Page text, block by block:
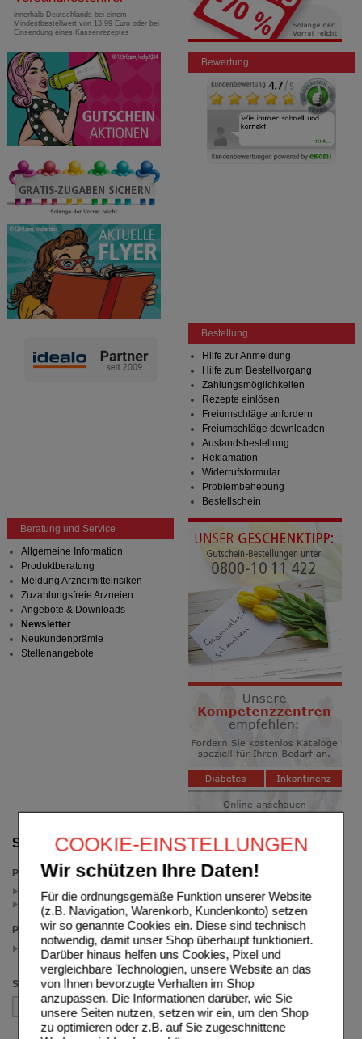
COOKIE-EINSTELLUNGEN
Wir schützen Ihre Daten!
Für die ordnungsgemäße Funktion unserer Website
(z.B. Navigation, Warenkorb, Kundenkonto) setzen
wir so genannte Cookies ein. Diese sind technisch
notwendig, damit unser Shop überhaupt funktioniert.
Darüber hinaus helfen uns Cookies, Pixel und
vergleichbare Technologien, unsere Website an das
von Ihnen bevorzugte Verhalten im Shop
anzupassen. Die Informationen darüber, wie Sie
unsere Seiten nutzen, setzen wir ein, um den Shop
zu optimieren oder z.B. auf Sie zugeschnittene
Suche verfeinern
Packungsgröße
6 St (1)
20 St (1)
Preis
1.00 - 4.99
(auswahl entfernen)
Sortieren nach
innerhalb Deutschlands bei einem
Mindestbestellwert von 13,99 Euro oder bei
Einsendung eines Kassenrezeptes
Bewertung
Bestellung
Hilfe zur Anmeldung
Hilfe zum Bestellvorgang
Zahlungsmöglichkeiten
Rezepte einlösen
Freiumschläge anfordern
Freiumschläge downloaden
Auslandsbestellung
Reklamation
Widerrufsformular
Problembehebung
Bestellschein
Beratung und Service
Allgemeine Information
Produktberatung
Meldung Arzneimittelrisiken
Zuzahlungsfreie Arzneien
Angebote & Downloads
Newsletter
Neukundenprämie
Stellenangebote